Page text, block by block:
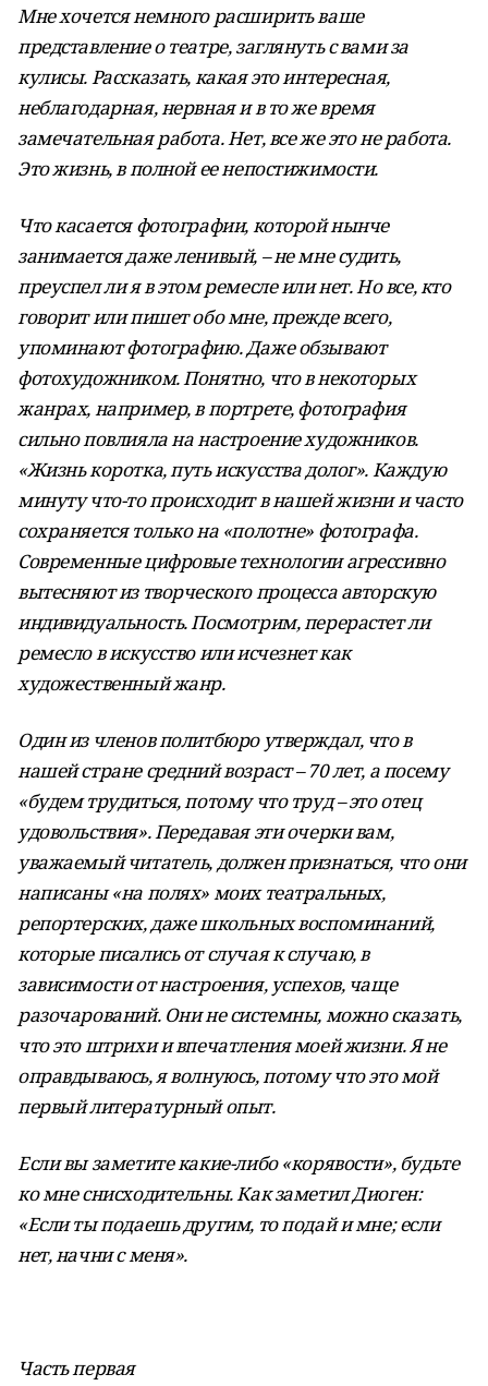
Мне хочется немного расширить ваше
представление о театре, заглянуть с вами за
кулисы. Рассказать, какая это интересная,
неблагодарная, нервная и в то же время
замечательная работа. Нет, все же это не работа.
Это жизнь, в полной ее непостижимости.
Что касается фотографии, которой нынче
занимается даже ленивый, – не мне судить,
преуспел ли я в этом ремесле или нет. Но все, кто
говорит или пишет обо мне, прежде всего,
упоминают фотографию. Даже обзывают
фотохудожником. Понятно, что в некоторых
жанрах, например, в портрете, фотография
сильно повлияла на настроение художников.
«Жизнь коротка, путь искусства долог». Каждую
минуту что-то происходит в нашей жизни и часто
сохраняется только на «полотне» фотографа.
Современные цифровые технологии агрессивно
вытесняют из творческого процесса авторскую
индивидуальность. Посмотрим, перерастет ли
ремесло в искусство или исчезнет как
художественный жанр.
Один из членов политбюро утверждал, что в
нашей стране средний возраст – 70 лет, а посему
«будем трудиться, потому что труд – это отец
удовольствия». Передавая эти очерки вам,
уважаемый читатель, должен признаться, что они
написаны «на полях» моих театральных,
репортерских, даже школьных воспоминаний,
которые писались от случая к случаю, в
зависимости от настроения, успехов, чаще
разочарований. Они не системны, можно сказать,
что это штрихи и впечатления моей жизни. Я не
оправдываюсь, я волнуюсь, потому что это мой
первый литературный опыт.
Если вы заметите какие-либо «корявости», будьте
ко мне снисходительны. Как заметил Диоген:
«Если ты подаешь другим, то подай и мне; если
нет, начни с меня».
Часть первая